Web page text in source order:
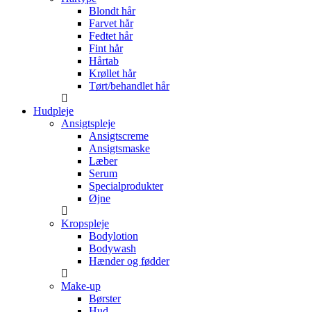
Blondt hår
Farvet hår
Fedtet hår
Fint hår
Hårtab
Krøllet hår
Tørt/behandlet hår
Hudpleje
Ansigtspleje
Ansigtscreme
Ansigtsmaske
Læber
Serum
Specialprodukter
Øjne
Kropspleje
Bodylotion
Bodywash
Hænder og fødder
Make-up
Børster